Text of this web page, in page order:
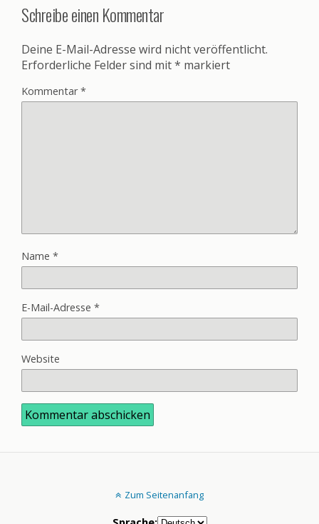
Schreibe einen Kommentar
Deine E-Mail-Adresse wird nicht veröffentlicht.
Erforderliche Felder sind mit* markiert
Kommentar*
Name *
E-Mail-Adresse *
Website
Zum Seitenanfang